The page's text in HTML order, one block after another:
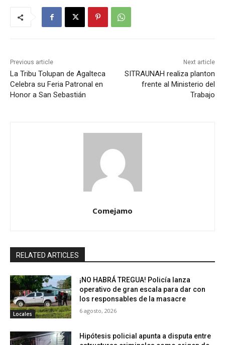
Previous article
La Tribu Tolupan de Agalteca
Celebra su Feria Patronal en
Honor a San Sebastián
Next article
SITRAUNAH realiza planton
frente al Ministerio del
Trabajo
Comejamo
RELATED ARTICLES
Locales
¡NO HABRÁ TREGUA! Policía lanza
operativo de gran escala para dar con
los responsables de la masacre
6 agosto, 2026
Hipótesis policial apunta a disputa entre